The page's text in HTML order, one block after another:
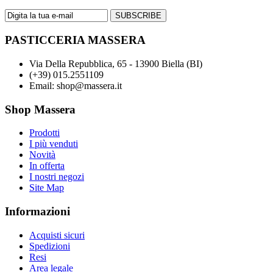
SUBSCRIBE
PASTICCERIA MASSERA
Via Della Repubblica, 65 - 13900 Biella (BI)
(+39) 015.2551109
Email: shop@massera.it
Shop Massera
Prodotti
I più venduti
Novità
In offerta
I nostri negozi
Site Map
Informazioni
Acquisti sicuri
Spedizioni
Resi
Area legale